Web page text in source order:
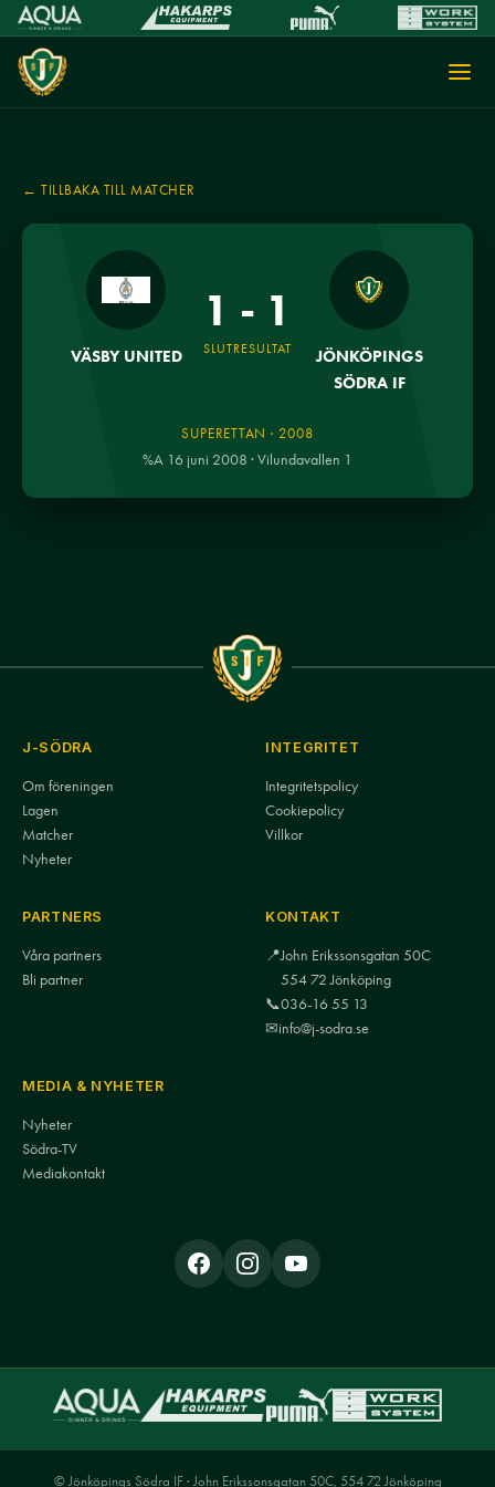
← TILLBAKA TILL MATCHER
VÄSBY UNITED
1 - 1
SLUTRESULTAT
JÖNKÖPINGS
SÖDRA IF
SUPERETTAN · 2008
%A 16 juni 2008 · Vilundavallen 1
J-SÖDRA
Om föreningen
Lagen
Matcher
Nyheter
INTEGRITET
Integritetspolicy
Cookiepolicy
Villkor
PARTNERS
Våra partners
Bli partner
KONTAKT
📍John Erikssonsgatan 50C
554 72 Jönköping
📞036-16 55 13
✉info@j-sodra.se
MEDIA & NYHETER
Nyheter
Södra-TV
Mediakontakt
© Jönköpings Södra IF · John Erikssonsgatan 50C, 554 72 Jönköping